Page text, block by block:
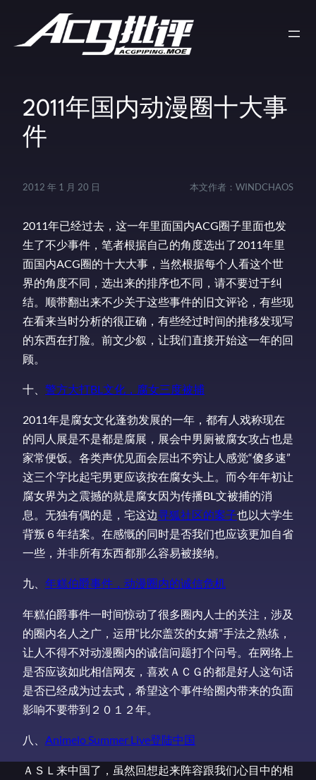
2011年国内动漫圈十大事
件
2012 年 1 月 20 日 本文作者： WINDCHAOS
2011年已经过去，这一年里面国内ACG圈子里面也发
生了不少事件，笔者根据自己的角度选出了2011年里
面国内ACG圈的十大大事，当然根据每个人看这个世
界的角度不同，选出来的排序也不同，请不要过于纠
结。顺带翻出来不少关于这些事件的旧文评论，有些现
在看来当时分析的很正确，有些经过时间的推移发现写
的东西在打脸。前文少叙，让我们直接开始这一年的回
顾。
十、 警方大打BL文化，腐女三度被捕
2011年是腐女文化蓬勃发展的一年，都有人戏称现在
的同人展是不是都是腐展，展会中男厕被腐女攻占也是
家常便饭。各类声优见面会层出不穷让人感觉“傻多速”
这三个字比起宅男更应该按在腐女头上。而今年年初让
腐女界为之震撼的就是腐女因为传播BL文被捕的消
息。无独有偶的是，宅这边寻狐社区的案子也以大学生
背叛６年结案。在感慨的同时是否我们也应该更加自省
一些，并非所有东西都那么容易被接纳。
九、 年糕伯爵事件，动漫圈内的诚信危机
年糕伯爵事件一时间惊动了很多圈内人士的关注，涉及
的圈内名人之广，运用“比尔盖茨的女婿”手法之熟练，
让人不得不对动漫圈内的诚信问题打个问号。在网络上
是否应该如此相信网友，喜欢ＡＣＧ的都是好人这句话
是否已经成为过去式，希望这个事件给圈内带来的负面
影响不要带到２０１２年。
八、 Animelo Summer Live登陆中国
ＡＳＬ来中国了，虽然回想起来阵容跟我们心目中的相